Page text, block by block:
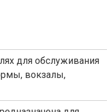
для обслуживания
вокзалы,